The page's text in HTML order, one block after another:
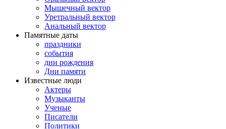
Мышечный вектор
Уретральный вектор
Анальный вектор
Памятные даты
праздники
события
дни рождения
Дни памяти
Известные люди
Актеры
Музыканты
Ученые
Писатели
Политики